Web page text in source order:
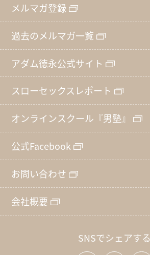
メルマガ登録
過去のメルマガ一覧
アダム徳永公式サイト
スローセックスレポート
オンラインスクール『男塾』
公式Facebook
お問い合わせ
会社概要
SNSでシェアする